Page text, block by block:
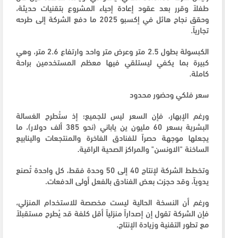
طفلاً وقرر بعد عقود إعادة إحياء المشروع بتقنيات حديثة،
وحقق نجاح هائل في إكسبو 2025 ما دفع الشركة إلى طرحه
تجارياً.
الكبسولة بطول 2.5 متر وعرض متر واحد وارتفاع 2.6 متر، وهي
كبيرة بما يكفي ليستلقي فيها معظم المستخدمين براحة
كاملة.
سعر فلكي وحضور محدود
ورغم الإبهار، فإن السعر ليس للجميع؛ إذ ستُطرح الغسالة
البشرية بسعر 60 مليون ين ياباني (نحو 385 ألف دولار)، ما
يجعلها موجهة حصراً للفنادق الفاخرة والمنتجعات والينابيع
الساخنة "الاونسن" والمراكز الصحية الراقية.
وتخطط الشركة لإنتاج 40 إلى 50 وحدة فقط، كل واحدة تُصنع
يدوياً، وقد حجزت بعض الفنادق بالفعل أولى الدفعات.
ورغم أن النسخة الحالية ليست مخصصة للاستخدام المنزلي،
فإن الشركة تقول إن إصداراً منزلياً أقل كلفة قد يُطرح مستقبلاً
مع تطور التقنية وزيادة الإنتاج.